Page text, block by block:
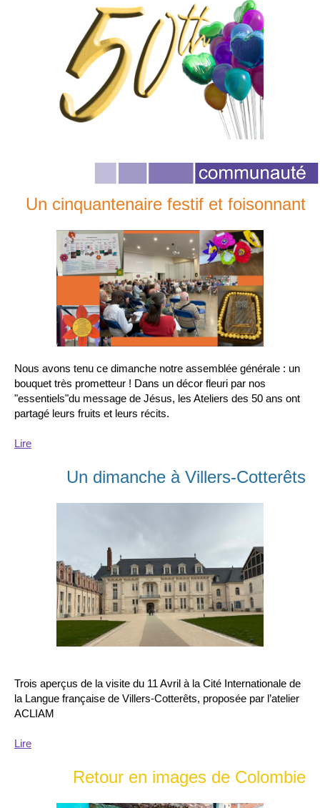
Un cinquantenaire festif et foisonnant
Nous avons tenu ce dimanche notre assemblée générale : un
bouquet très prometteur ! Dans un décor fleuri par nos
"essentiels"du message de Jésus, les Ateliers des 50 ans ont
partagé leurs fruits et leurs récits.
Lire
Un dimanche à Villers-Cotterêts
Trois aperçus de la visite du 11 Avril à la Cité Internationale de
la Langue française de Villers-Cotterêts, proposée par l’atelier
ACLIAM
Lire
Retour en images de Colombie